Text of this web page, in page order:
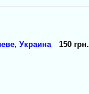
Украина 150 грн.